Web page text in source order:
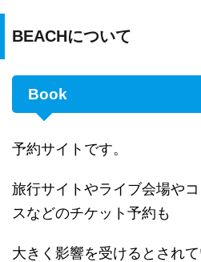
BEACHについて
Book
予約サイトです。
旅行サイトやライブ会場や
スなどのチケット予約も
大きく影響を受けるとされて